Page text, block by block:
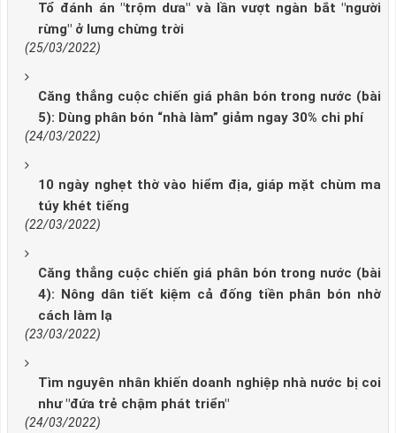
Tổ đánh án "trộm dưa" và lần vượt ngàn bắt "người
rừng" ở lưng chừng trời
(25/03/2022)
Căng thẳng cuộc chiến giá phân bón trong nước (bài
5): Dùng phân bón “nhà làm” giảm ngay 30% chi phí
(24/03/2022)
10 ngày nghẹt thờ vào hiểm địa, giáp mặt chùm ma
túy khét tiếng
(22/03/2022)
Căng thẳng cuộc chiến giá phân bón trong nước (bài
4): Nông dân tiết kiệm cả đống tiền phân bón nhờ
cách làm lạ
(23/03/2022)
Tìm nguyên nhân khiến doanh nghiệp nhà nước bị coi
như "đứa trẻ chậm phát triển"
(24/03/2022)